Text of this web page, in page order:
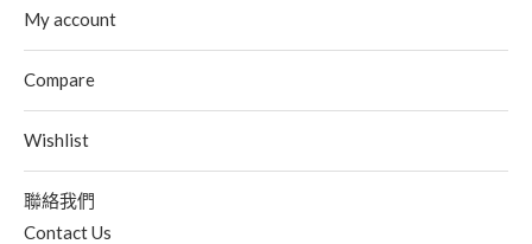
My account
Compare
Wishlist
聯絡我們
Contact Us